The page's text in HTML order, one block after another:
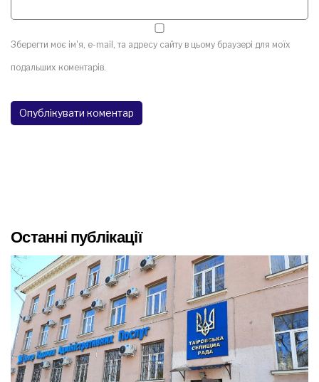
Зберегти моє ім'я, e-mail, та адресу сайту в цьому браузері для моїх
подальших коментарів.
Останні публікації